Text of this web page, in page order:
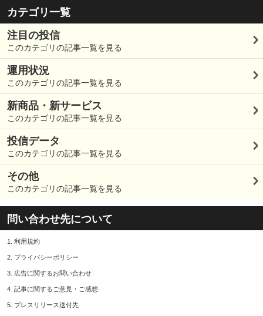
カテゴリ一覧
注目の投信
このカテゴリの記事一覧を見る
運用状況
このカテゴリの記事一覧を見る
新商品・新サービス
このカテゴリの記事一覧を見る
投信データ
このカテゴリの記事一覧を見る
その他
このカテゴリの記事一覧を見る
問い合わせ先について
1. 利用規約
2. プライバシーポリシー
3. 広告に関するお問い合わせ
4. 記事に関するご意見・ご感想
5. プレスリリース送付先